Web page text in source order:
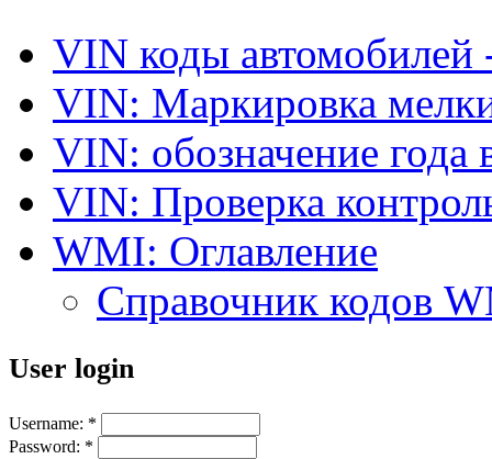
VIN коды автомобилей
VIN: Маркировка
VIN: обозначение года
VIN: Проверка
WMI: Оглавление
Справочник кодов
User login
Username: *
Password: *